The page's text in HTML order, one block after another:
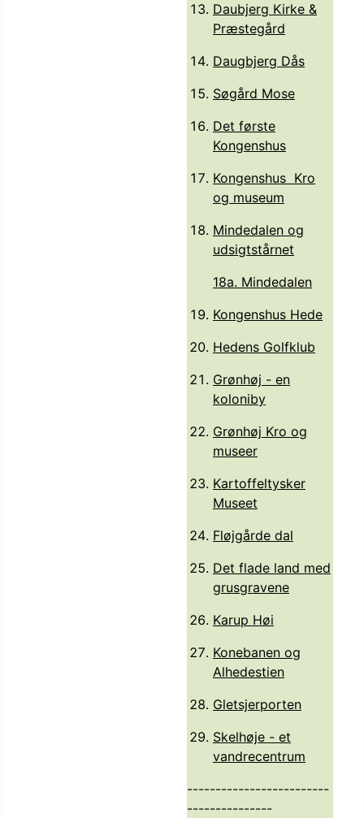
Daubjerg Kirke &
Præstegård
Daugbjerg Dås
Søgård Mose
Det første
Kongenshus
Kongenshus Kro
og museum
Mindedalen og
udsigtstårnet
18a. Mindedalen
Kongenshus Hede
Hedens Golfklub
Grønhøj - en
koloniby
Grønhøj Kro og
museer
Kartoffeltysker
Museet
Fløjgårde dal
Det flade land med
grusgravene
Karup Høi
Konebanen og
Alhedestien
Gletsjerporten
Skelhøje - et
vandrecentrum
-------------------------
---------------